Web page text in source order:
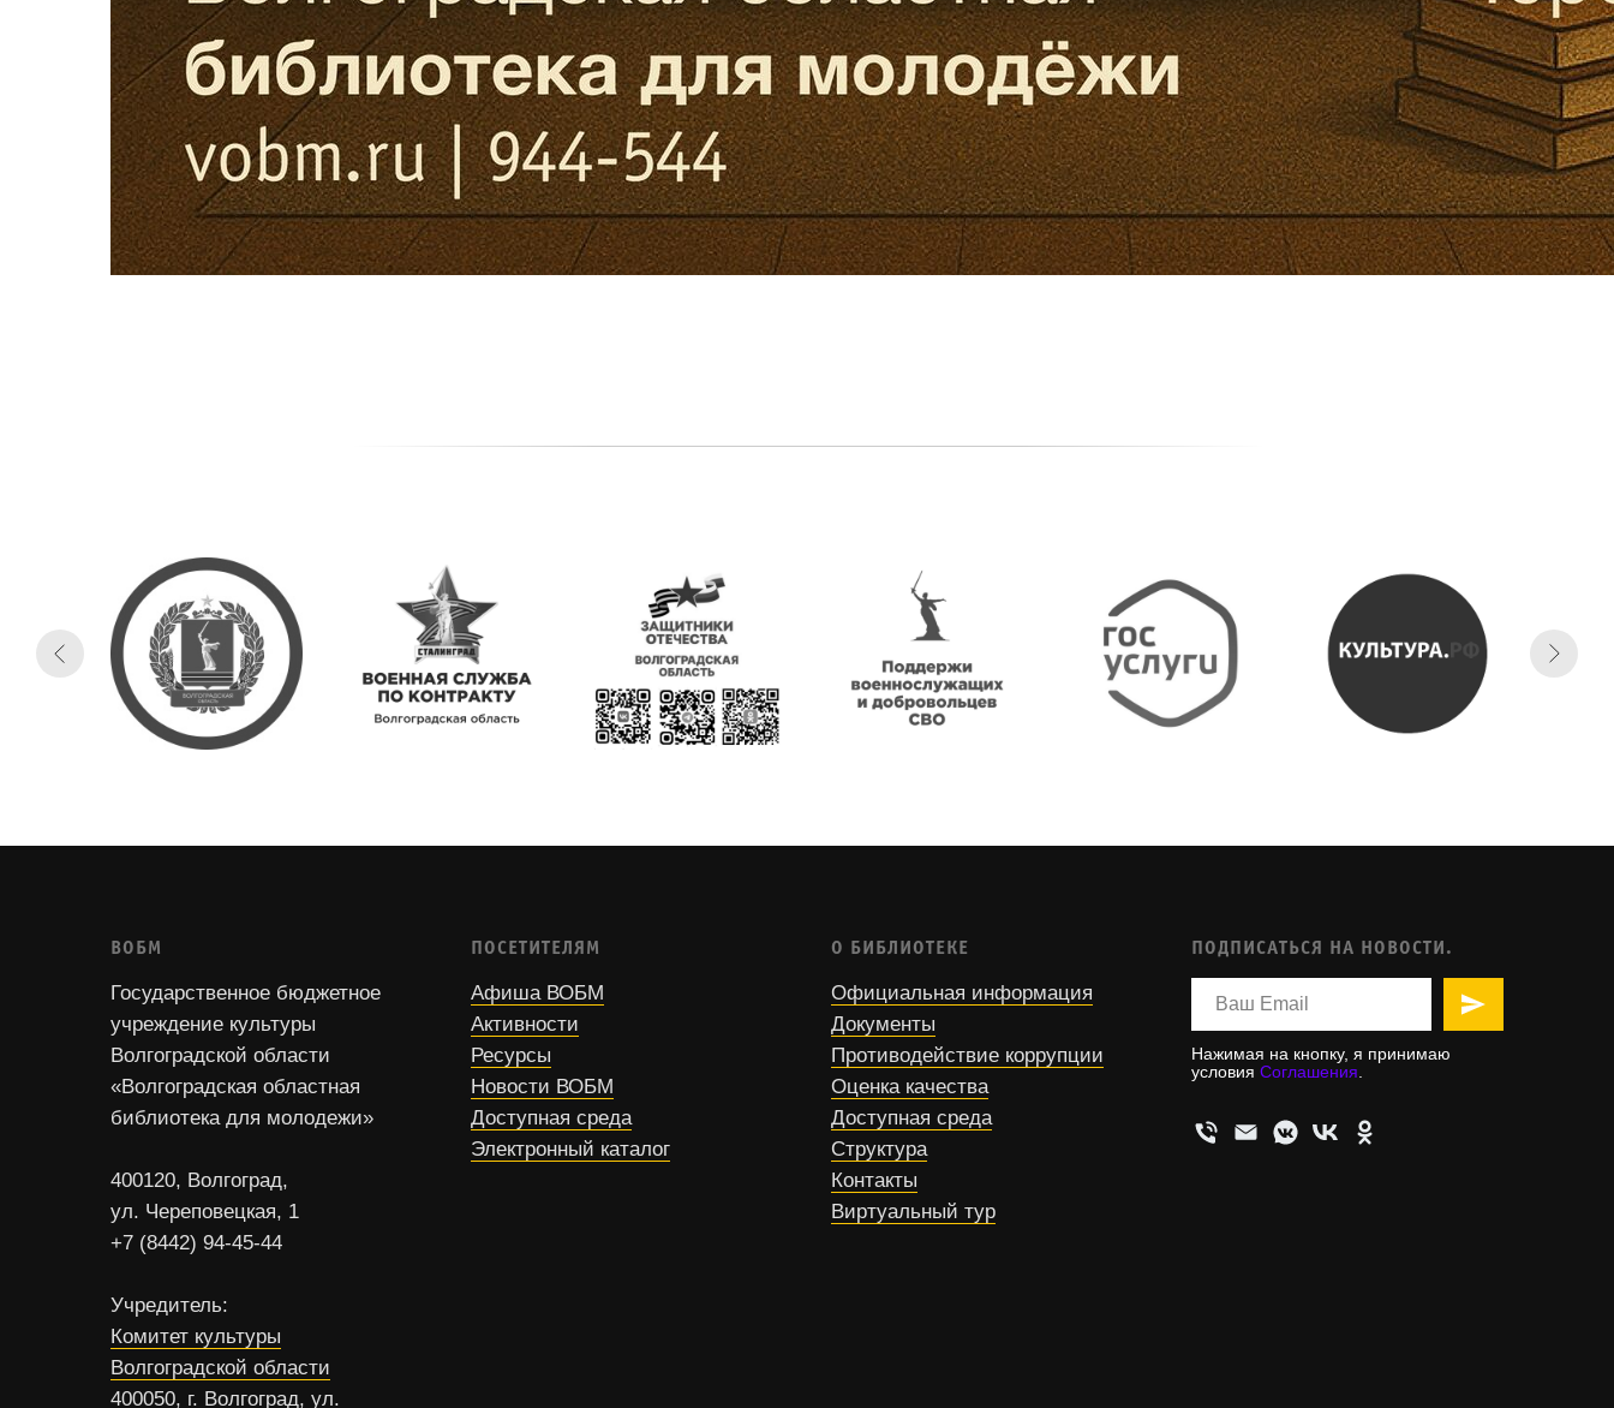
ВОБМ
Государственное бюджетное
учреждение культуры
Волгоградской области
«Волгоградская областная
библиотека для молодежи»
400120, Волгоград,
ул. Череповецкая, 1
+7 (8442) 94-45-44
Учредитель:
Комитет культуры
Волгоградской области
400050, г. Волгоград, ул.
ПОСЕТИТЕЛЯМ
Афиша ВОБМ
Активности
Ресурсы
Новости ВОБМ
Доступная среда
Электронный каталог
О БИБЛИОТЕКЕ
Официальная информация
Документы
Противодействие коррупции
Оценка качества
Доступная среда
Структура
Контакты
Виртуальный тур
ПОДПИСАТЬСЯ НА НОВОСТИ.
Нажимая на кнопку, я принимаю
условия Соглашения